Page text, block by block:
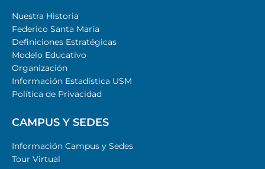
Nuestra Historia
Federico Santa María
Definiciones Estratégicas
Modelo Educativo
Organización
Información Estadística USM
Política de Privacidad
CAMPUS Y SEDES
Información Campus y Sedes
Tour Virtual